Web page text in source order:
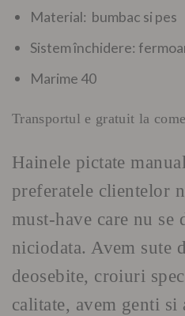
Material: bumbac si pes
Sistem închidere:
Marime 40
Transportul e gratuit la
Hainele pictate
preferatele clientelor
must-have care nu se
niciodata. Avem sute
deosebite, croiuri
calitate, avem genti si